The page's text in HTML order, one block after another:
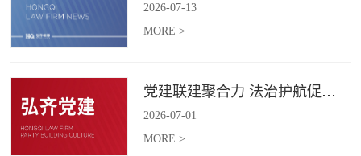
2026-07-13
MORE >
党建联建聚合力 法治护航促振兴 | 弘齐律所党支部与龙星村党委联合开展庆 “七一” 主题党日活动
2026-07-01
MORE >